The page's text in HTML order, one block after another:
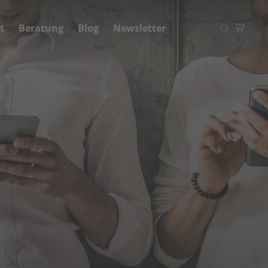
Beratung Blog Newsletter
Zum Warenkorb